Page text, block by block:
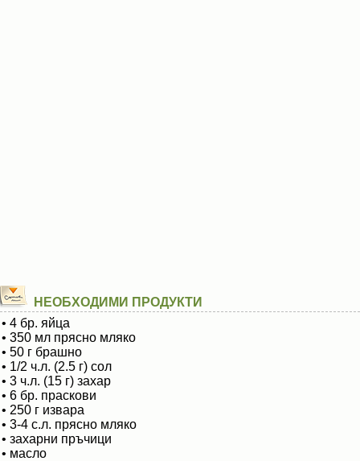
НЕОБХОДИМИ ПРОДУКТИ
• 4 бр. яйца
• 350 мл прясно мляко
• 50 г брашно
• 1/2 ч.л. (2.5 г) сол
• 3 ч.л. (15 г) захар
• 6 бр. праскови
• 250 г извара
• 3-4 с.л. прясно мляко
• захарни пръчици
• масло